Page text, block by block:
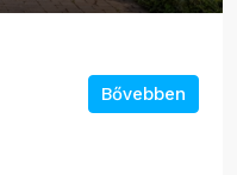
Bővebben